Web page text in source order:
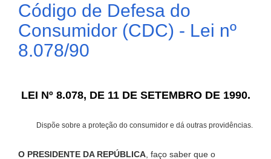
Código de Defesa do
Consumidor (CDC) - Lei nº
8.078/90
LEI Nº 8.078, DE 11 DE SETEMBRO DE 1990.
Dispõe sobre a proteção do consumidor e dá outras providências.
O PRESIDENTE DA REPÚBLICA , faço saber que o